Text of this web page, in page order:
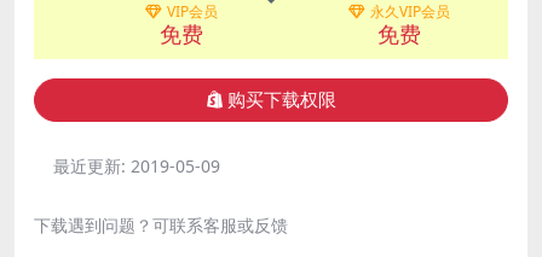
VIP会员
免费
永久VIP会员
免费
购买下载权限
最近更新: 2019-05-09
下载遇到问题？可联系客服或反馈